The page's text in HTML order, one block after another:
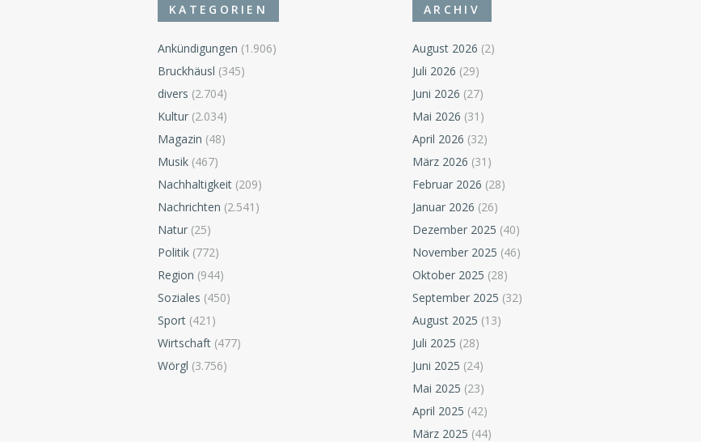
KATEGORIEN
Ankündigungen (1.906)
Bruckhäusl (345)
divers (2.704)
Kultur (2.034)
Magazin (48)
Musik (467)
Nachhaltigkeit (209)
Nachrichten (2.541)
Natur (25)
Politik (772)
Region (944)
Soziales (450)
Sport (421)
Wirtschaft (477)
Wörgl (3.756)
ARCHIV
August 2026 (2)
Juli 2026 (29)
Juni 2026 (27)
Mai 2026 (31)
April 2026 (32)
März 2026 (31)
Februar 2026 (28)
Januar 2026 (26)
Dezember 2025 (40)
November 2025 (46)
Oktober 2025 (28)
September 2025 (32)
August 2025 (13)
Juli 2025 (28)
Juni 2025 (24)
Mai 2025 (23)
April 2025 (42)
März 2025 (44)